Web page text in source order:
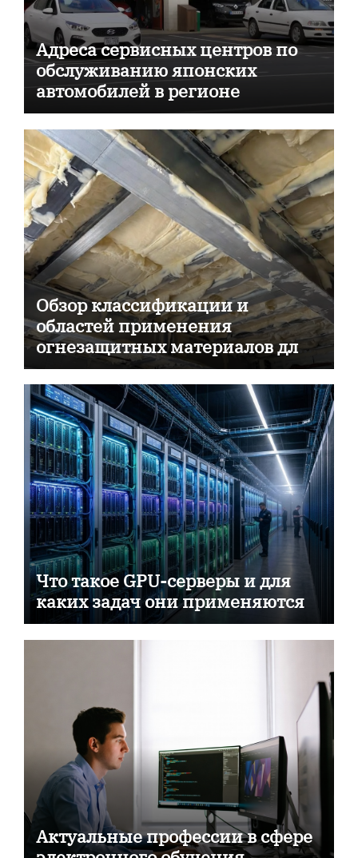
Адреса сервисных центров по
обслуживанию японских
автомобилей в регионе
Обзор классификации и
областей применения
огнезащитных материалов для
пассивной противопожарной
защиты
Что такое GPU-серверы и для
каких задач они применяются
Актуальные профессии в сфере